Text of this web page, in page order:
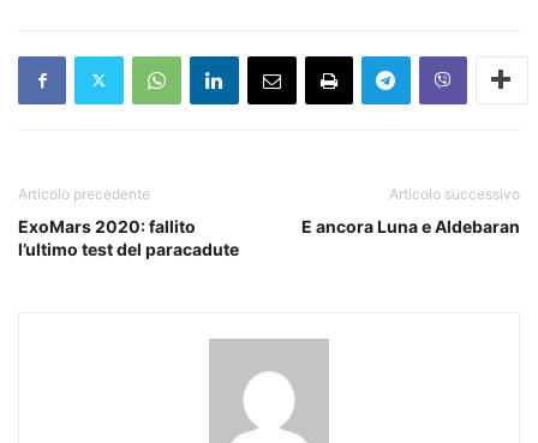
Articolo precedente
ExoMars 2020: fallito
l’ultimo test del paracadute
Articolo successivo
E ancora Luna e Aldebaran